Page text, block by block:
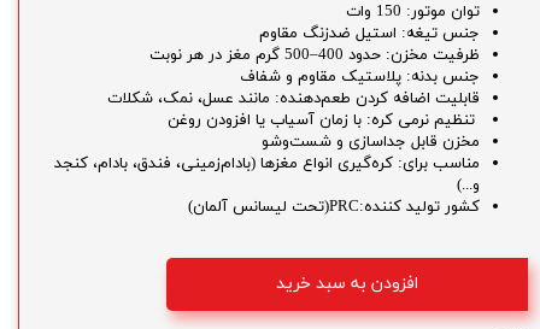
توان موتور: 150 وات
جنس تیغه: استیل ضدزنگ مقاوم
ظرفیت مخزن: حدود 400–500 گرم مغز در هر نوبت
جنس بدنه: پلاستیک مقاوم و شفاف
قابلیت اضافه کردن طعم‌دهنده: مانند عسل، نمک، شکلات
تنظیم نرمی کره: با زمان آسیاب یا افزودن روغن
مخزن قابل جداسازی و شست‌وشو
مناسب برای: کره‌گیری انواع مغزها (بادام‌زمینی، فندق، بادام، کنجد
و...)
کشور تولید کننده:PRC(تحت لیسانس آلمان)
افزودن به سبد خرید